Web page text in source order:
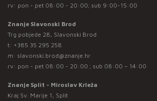
rv: pon - pet 08:00 - 20:00; sub 9:00-15:00
Znanje Slavonski Brod
Trg pobjede 28, Slavonski Brod
t: +385 35 295 258
m: slavonski.brod@znanje.hr
rv: pon - pet 08:00 - 20:00 ; sub 08:00 – 14:00
Znanje Split - Miroslav Krleža
Kraj Sv. Marije 1, Split